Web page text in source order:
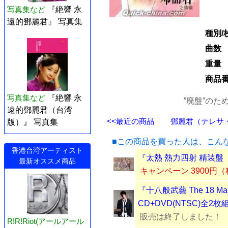
写真集など
『絶響 永
遠的鄧麗君』 写真集
写真集など
『絶響 永
遠的鄧麗君（台湾
版）』 写真集
香港台湾アーティスト
最新オススメ商品
R!R!Riot(アールアール
種別/
曲数
重量
商品
”廃盤”のた
<<最近の商品 鄧麗君（テレサ
■この商品を買った人は、こん
『太熱 熱力四射 精装
キャンペーン 3900円（
『十八般武藝 The 18
CD+DVD(NTSC)全2枚
販売は終了しました！